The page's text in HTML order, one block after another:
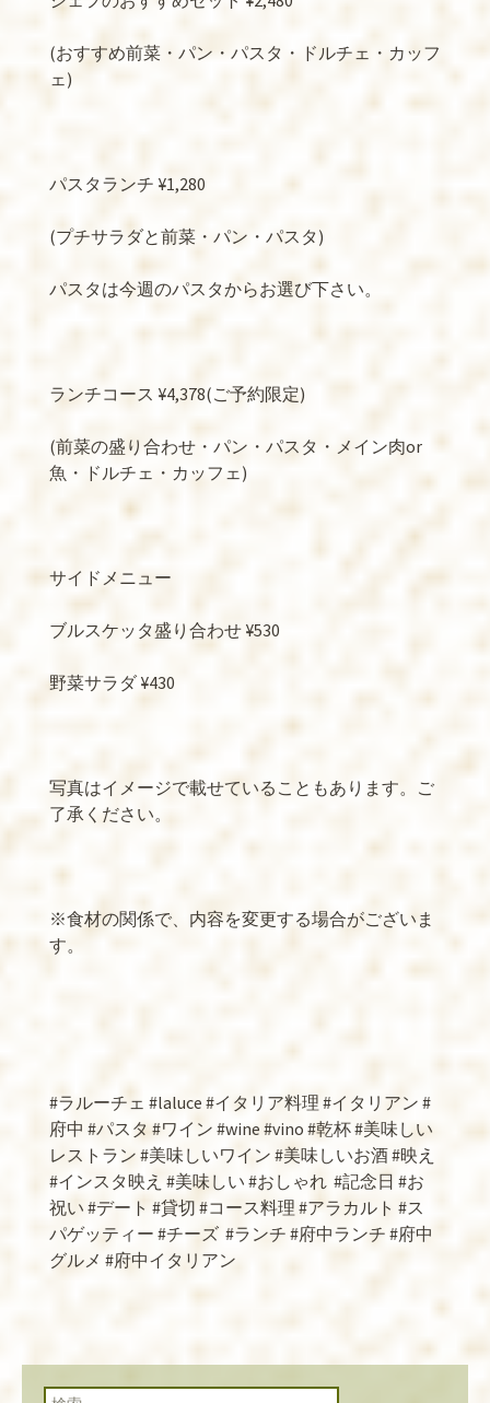
(おすすめ前菜・パン・パスタ・ドルチェ・カッフ
ェ)
パスタランチ ¥1,280
(プチサラダと前菜・パン・パスタ)
パスタは今週のパスタからお選び下さい。
ランチコース ¥4,378(ご予約限定)
(前菜の盛り合わせ・パン・パスタ・メイン肉or
魚・ドルチェ・カッフェ)
サイドメニュー
ブルスケッタ盛り合わせ ¥530
野菜サラダ ¥430
写真はイメージで載せていることもあります。ご
了承ください。
※食材の関係で、内容を変更する場合がございま
す。
#ラルーチェ #laluce #イタリア料理 #イタリアン #
府中 #パスタ #ワイン #wine #vino #乾杯 #美味しい
レストラン #美味しいワイン #美味しいお酒 #映え
#インスタ映え #美味しい #おしゃれ #記念日 #お
祝い #デート #貸切 #コース料理 #アラカルト #ス
パゲッティー #チーズ #ランチ #府中ランチ #府中
グルメ #府中イタリアン
検索: